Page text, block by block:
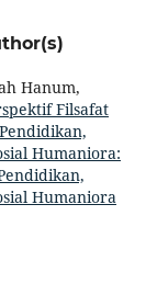
Hanum,
Filsafat
Humaniora:
Humaniora